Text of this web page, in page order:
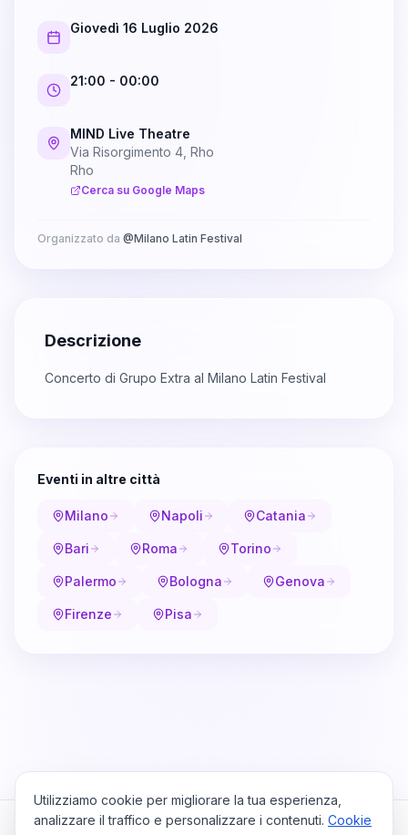
Giovedì 16 Luglio 2026
21:00 - 00:00
MIND Live Theatre
Via Risorgimento 4, Rho
Rho
Cerca su Google Maps
Organizzato da @Milano Latin Festival
Descrizione
Concerto di Grupo Extra al Milano Latin Festival
Eventi in altre città
Milano Napoli Catania
Bari Roma Torino
Palermo Bologna Genova
Firenze Pisa
Utilizziamo cookie per migliorare la tua esperienza,
analizzare il traffico e personalizzare i contenuti. Cookie